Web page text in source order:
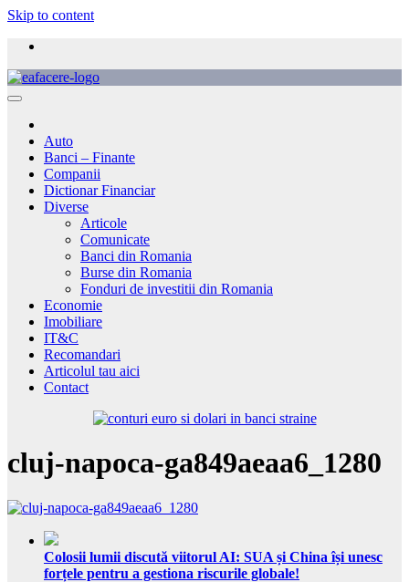
Skip to content
Auto
Banci – Finante
Companii
Dictionar Financiar
Diverse
Articole
Comunicate
Banci din Romania
Burse din Romania
Fonduri de investitii din Romania
Economie
Imobiliare
IT&C
Recomandari
Articolul tau aici
Contact
cluj-napoca-ga849aeaa6_1280
Colosii lumii discută viitorul AI: SUA și China își unesc
forțele pentru a gestiona riscurile globale!